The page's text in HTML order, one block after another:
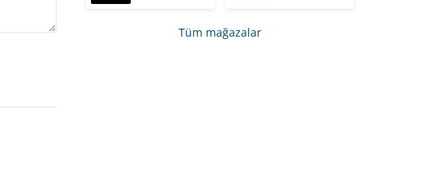
Tüm mağazalar